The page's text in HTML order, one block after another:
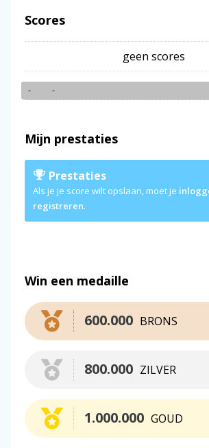
Scores
geen scores
- -
Mijn prestaties
Prestaties
Als je je score wilt opslaan, moet je
registreren.
Win een medaille
BRONS
600.000
ZILVER
800.000
GOUD
1.000.000